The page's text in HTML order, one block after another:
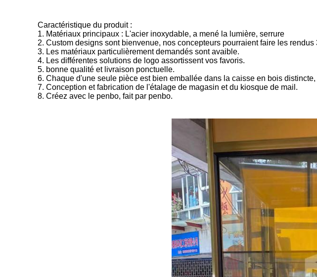
Caractéristique du produit :
1. Matériaux principaux : L'acier inoxydable, a mené la lumière, serrure
2. Custom designs sont bienvenue, nos concepteurs pourraient faire les
3. Les matériaux particulièrement demandés sont avaible.
4. Les différentes solutions de logo assortissent vos favoris.
5. bonne qualité et livraison ponctuelle.
6. Chaque d'une seule pièce est bien emballée dans la caisse en bois
7. Conception et fabrication de l'étalage de magasin et du kiosque de mail.
8. Créez avec le penbo, fait par penbo.